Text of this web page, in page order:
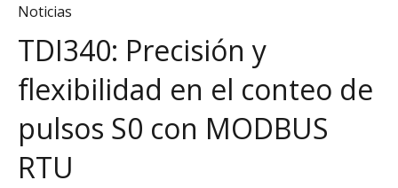
Noticias
TDI340: Precisión y
flexibilidad en el conteo de
pulsos S0 con MODBUS
RTU